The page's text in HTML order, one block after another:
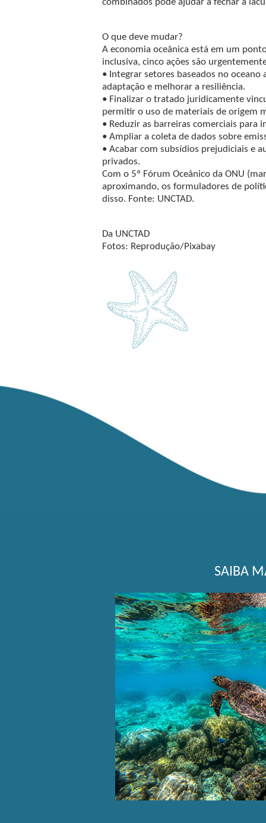
combinados pode ajudar a fechar a
O que deve mudar?
A economia oceânica está em um
inclusiva, cinco ações são
• Integrar setores baseados no
adaptação e melhorar a resiliência.
• Finalizar o tratado juridicamente
permitir o uso de materiais de origem
• Reduzir as barreiras comerciais para
• Ampliar a coleta de dados sobre
• Acabar com subsídios prejudiciais e
privados.
Com o 5º Fórum Oceânico da ONU
aproximando, os formuladores de
disso. Fonte: UNCTAD.
Da UNCTAD
Fotos: Reprodução/Pixabay
SAIBA